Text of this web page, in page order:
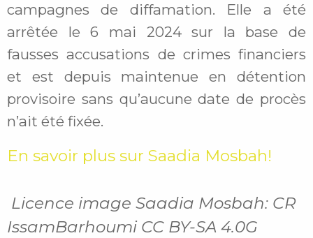
campagnes de diffamation. Elle a été
arrêtée le 6 mai 2024 sur la base de
fausses accusations de crimes financiers
et est depuis maintenue en détention
provisoire sans qu’aucune date de procès
n’ait été fixée.
En savoir plus sur Saadia Mosbah!
Licence image Saadia Mosbah: CR
IssamBarhoumi CC BY-SA 4.0G